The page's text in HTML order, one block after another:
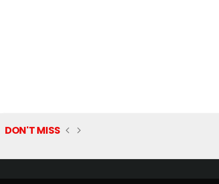
DON'T MISS